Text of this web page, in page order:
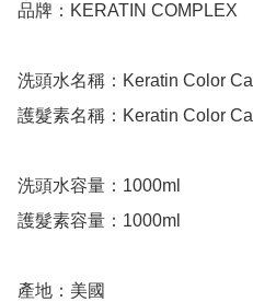
品牌：KERATIN COMPLEX
洗頭水名稱：Keratin Color
護髮素名稱：Keratin Color
洗頭水容量：1000ml
護髮素容量：1000ml
產地：美國